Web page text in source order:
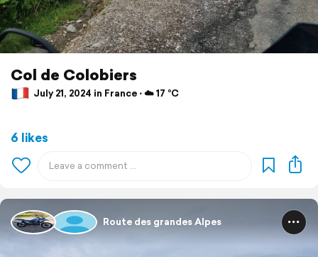
Col de Colobiers
July 21, 2024 in France ⋅ ☁️ 17 °C
6 likes
Route des grandes Alpes